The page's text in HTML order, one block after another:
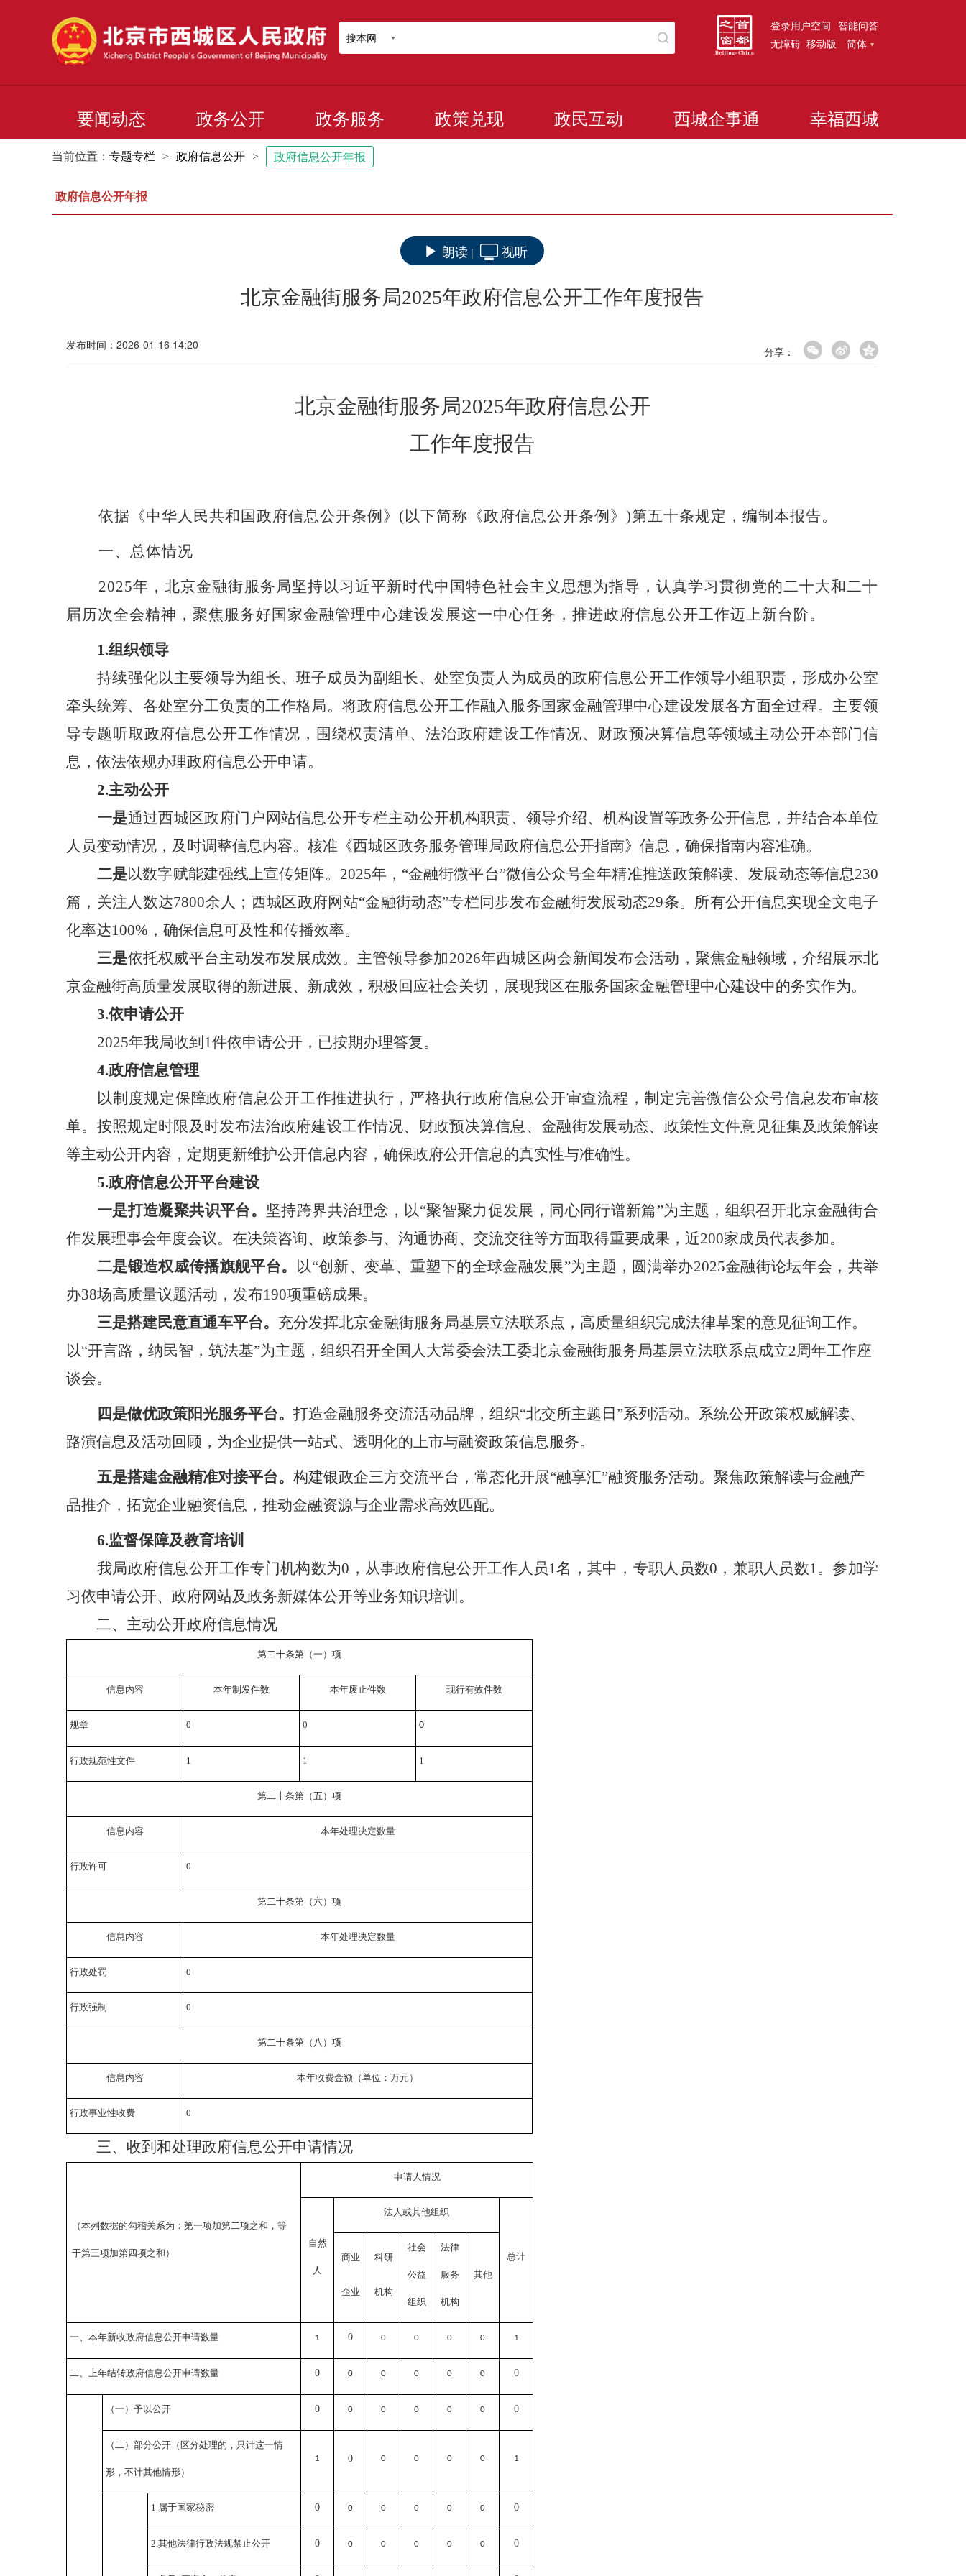
搜本网
登录用户空间 智能问答
无障碍 移动版 简体
要闻动态 政务公开 政务服务 政策兑现 政民互动 西城企事通 幸福西城
当前位置： 专题专栏 > 政府信息公开 > 政府信息公开年报
政府信息公开年报
朗读 | 视听
北京金融街服务局2025年政府信息公开工作年度报告
发布时间：2026-01-16 14:20 分享：
北京金融街服务局2025年政府信息公开
工作年度报告
依据《中华人民共和国政府信息公开条例》 (以下简称《政府信息公开条例》)第五十条规定，编制本报告。
一、总体情况
2025年，北京金融街服务局坚持以习近平新时代中国特色社会主义思想为指导，认真学习贯彻党的二十大和二十
届历次全会精神，聚焦服务好国家金融管理中心建设发展这一中心任务，推进政府信息公开工作迈上新台阶。
1.组织领导
持续强化以主要领导为组长、班子成员为副组长、处室负责人为成员的政府信息公开工作领导小组职责，形成办公室
牵头统筹、各处室分工负责的工作格局。将政府信息公开工作融入服务国家金融管理中心建设发展各方面全过程。 主要领
导专题听取政府信息公开工作情况， 围绕权责清单、法治政府建设工作情况、财政预决算信息等领域主动公开本部门信
息，依法依规办理政府信息公开申请。
2.主动公开
一是通过西城区政府门户网站信息公开专栏主动公开机构职责、领导介绍、机构设置等政务公开信息，并结合本单位
人员变动情况，及时调整信息内容。核准《西城区政务服务管理局政府信息公开指南》信息，确保指南内容准确。
二是以数字赋能建强线上宣传矩阵。 2025年，“金融街微平台”微信公众号全年精准推送政策解读、发展动态等信息230
篇，关注人数达7800余人；西城区政府网站“金融街动态”专栏同步发布金融街发展动态29条。所有公开信息实现全文电子
化率达100%，确保信息可及性和传播效率。
三是依托权威平台主动发布发展成效。主管领导参加2026年西城区两会新闻发布会活动，聚焦金融领域，介绍展示北
京金融街高质量发展取得的新进展、新成效，积极回应社会关切，展现我区在服务国家金融管理中心建设中的务实作为。
3.依申请公开
2025年我局收到1件依申请公开，已按期办理答复。
4.政府信息管理
以制度规定保障政府信息公开工作推进执行， 严格执行政府信息公开审查流程，制定完善微信公众号信息发布审核
单。 按照规定时限及时发布法治政府建设工作情况、财政预决算信息、金融街发展动态、政策性文件意见征集及政策解读
等主动公开内容，定期更新维护公开信息内容，确保政府公开信息的真实性与准确性。
5.政府信息公开平台建设
一是打造凝聚共识平台。 坚持跨界共治理念，以“聚智聚力促发展，同心同行谱新篇”为主题，组织召开北京金融街合
作发展理事会年度会议。在决策咨询、政策参与、沟通协商、交流交往等方面取得重要成果，近200家成员代表参加。
二是锻造权威传播旗舰平台。
以“创新、变革、重塑下的全球金融发展”为主题，圆满举办2025金融街论坛年会，共举
办38场高质量议题活动，发布190项重磅成果。
三是搭建民意直通车平台。 充分发挥北京金融街服务局基层立法联系点，高质量组织完成法律草案的意见征询工作。
以“开言路，纳民智，筑法基”为主题，组织召开全国人大常委会法工委北京金融街服务局基层立法联系点成立2周年工作座
谈会。
四是做优政策阳光服务平台。 打造金融服务交流活动品牌，组织“北交所主题日”系列活动。系统公开政策权威解读、
路演信息及活动回顾，为企业提供一站式、透明化的上市与融资政策信息服务。
五是搭建金融精准对接平台。 构建银政企三方交流平台，常态化开展“融享汇”融资服务活动。 聚焦政策解读与金融产
品推介，拓宽企业融资信息，推动金融资源与企业需求高效匹配。
6.监督保障及教育培训
我局政府信息公开工作专门机构数为0，从事政府信息公开工作人员1名，其中，专职人员数0，兼职人员数1。参加学
习依申请公开、政府网站及政务新媒体公开等业务知识培训。
二、 主动公开政府信息情况
第二十条第（一）项
信息内容 本年制发件数 本年废止件数 现行有效件数
规章 0 0 0
行政规范性文件 1 1 1
第二十条第（五）项
信息内容 本年处理决定数量
行政许可 0
第二十条第（六）项
信息内容 本年处理决定数量
行政处罚 0
行政强制 0
第二十条第（八）项
信息内容 本年收费金额（单位：万元）
行政事业性收费 0
三、 收到和处理政府信息公开申请情况
（本列数据的勾稽关系为：第一项加第二项之和，等
于第三项加第四项之和）
申请人情况
自然
人
法人或其他组织
总计
商业
企业
科研
机构
社会
公益
组织
法律
服务
机构
其他
一、本年新收政府信息公开申请数量 1 0 0 0 0 0 1
二、上年结转政府信息公开申请数量 0 0 0 0 0 0 0
（一）予以公开 0 0 0 0 0 0 0
（二）部分公开 （区分处理的，只计这一情
形，不计其他情形）
1 0 0 0 0 0 1
1.属于国家秘密 0 0 0 0 0 0 0
2.其他法律行政法规禁止公开 0 0 0 0 0 0 0